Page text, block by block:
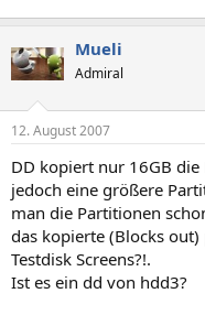
Mueli
Admiral
12. August 2007
DD kopiert nur 16GB die
jedoch eine größere
man die Partitionen
das kopierte (Blocks
Testdisk Screens?!.
Ist es ein dd von hdd3?